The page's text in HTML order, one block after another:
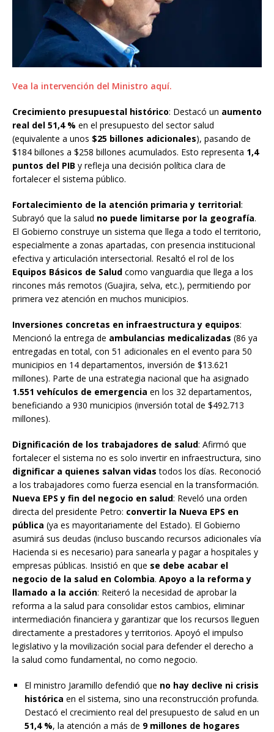
Vea la intervención del Ministro aquí.
Crecimiento presupuestal histórico: Destacó un aumento
real del 51,4 % en el presupuesto del sector salud
(equivalente a unos $25 billones adicionales), pasando de
$184 billones a $258 billones acumulados. Esto representa 1,4
puntos del PIB y refleja una decisión política clara de
fortalecer el sistema público.
Fortalecimiento de la atención primaria y territorial:
Subrayó que la salud no puede limitarse por la geografía.
El Gobierno construye un sistema que llega a todo el territorio,
especialmente a zonas apartadas, con presencia institucional
efectiva y articulación intersectorial. Resaltó el rol de los
Equipos Básicos de Salud como vanguardia que llega a los
rincones más remotos (Guajira, selva, etc.), permitiendo por
primera vez atención en muchos municipios.
Inversiones concretas en infraestructura y equipos:
Mencionó la entrega de ambulancias medicalizadas (86 ya
entregadas en total, con 51 adicionales en el evento para 50
municipios en 14 departamentos, inversión de $13.621
millones). Parte de una estrategia nacional que ha asignado
1.551 vehículos de emergencia en los 32 departamentos,
beneficiando a 930 municipios (inversión total de $492.713
millones).
Dignificación de los trabajadores de salud: Afirmó que
fortalecer el sistema no es solo invertir en infraestructura, sino
dignificar a quienes salvan vidas todos los días. Reconoció
a los trabajadores como fuerza esencial en la transformación.
Nueva EPS y fin del negocio en salud: Reveló una orden
directa del presidente Petro: convertir la Nueva EPS en
pública (ya es mayoritariamente del Estado). El Gobierno
asumirá sus deudas (incluso buscando recursos adicionales vía
Hacienda si es necesario) para sanearla y pagar a hospitales y
empresas públicas. Insistió en que se debe acabar el
negocio de la salud en Colombia. Apoyo a la reforma y
llamado a la acción: Reiteró la necesidad de aprobar la
reforma a la salud para consolidar estos cambios, eliminar
intermediación financiera y garantizar que los recursos lleguen
directamente a prestadores y territorios. Apoyó el impulso
legislativo y la movilización social para defender el derecho a
la salud como fundamental, no como negocio.
El ministro Jaramillo defendió que no hay declive ni crisis
histórica en el sistema, sino una reconstrucción profunda.
Destacó el crecimiento real del presupuesto de salud en un
51,4 %, la atención a más de 9 millones de hogares